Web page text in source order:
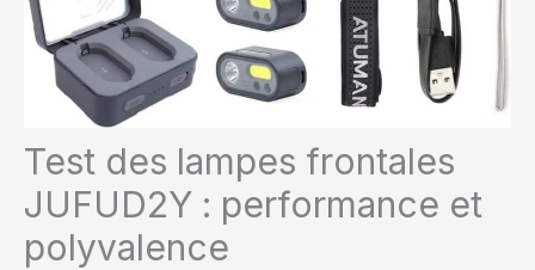
Test des lampes frontales
JUFUD2Y : performance et
polyvalence